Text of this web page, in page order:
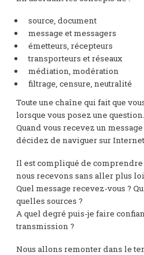
source, document
message et messagers
émetteurs, récepteurs
transporteurs et réseaux
médiation, modération
filtrage, censure, neutralité
Toute une chaîne qui fait que
lorsque vous posez une question.
Quand vous recevez un
décidez de naviguer sur
Il est compliqué de comprendre
nous recevons sans aller plus
Quel message recevez-vous ?
quelles sources ?
A quel degré puis-je faire
transmission ?
Nous allons remonter dans le